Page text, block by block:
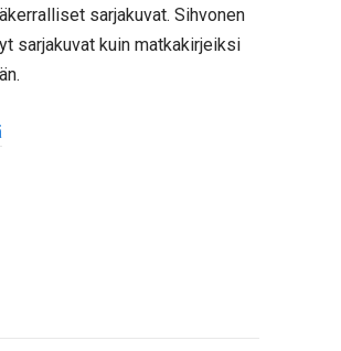
sarjakuvat. Sihvonen
sarjakuvat kuin matkakirjeiksi